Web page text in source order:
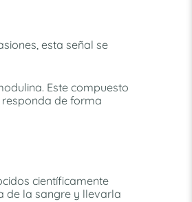
esta señal se
Este compuesto
responda de forma
científicamente
de la sangre y llevarla